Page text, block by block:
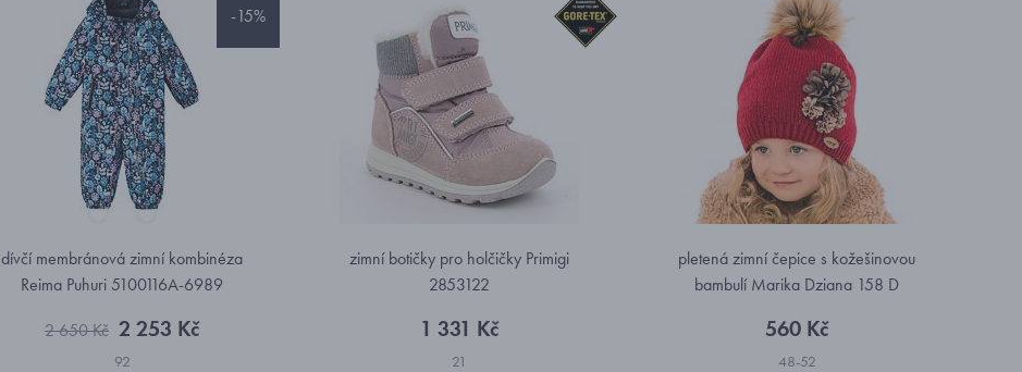
-15%
dívčí membránová zimní kombinéza
Reima Puhuri 5100116A-6989
2 650 Kč 2 253 Kč
92
zimní botičky pro holčičky Primigi
2853122
1 331 Kč
21
pletená zimní čepice s kožešinovou
bambulí Marika Dziana 158 D
560 Kč
48-52